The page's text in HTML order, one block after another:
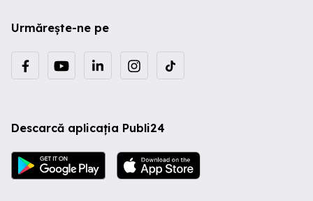
Urmărește-ne pe
Descarcă aplicația Publi24